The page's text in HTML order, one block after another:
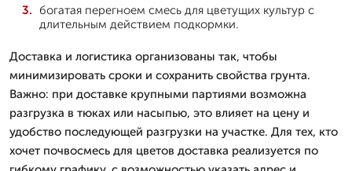
богатая перегноем смесь для цветущих культур с
длительным действием подкормки.
Доставка и логистика организованы так, чтобы
минимизировать сроки и сохранить свойства грунта.
Важно: при доставке крупными партиями возможна
разгрузка в тюках или насыпью, это влияет на цену и
удобство последующей разгрузки на участке. Для тех, кто
хочет почвосмесь для цветов доставка реализуется по